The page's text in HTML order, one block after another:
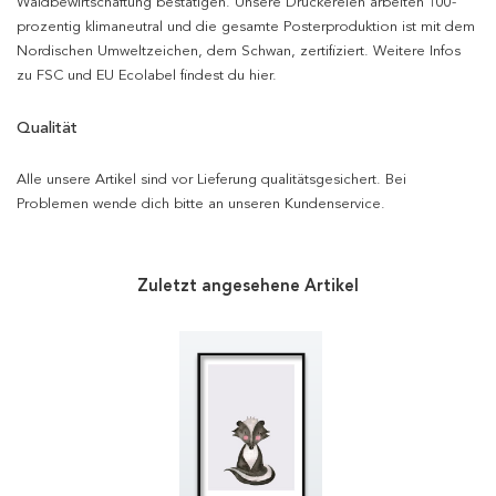
prozentig klimaneutral und die gesamte Posterproduktion ist mit dem
Nordischen Umweltzeichen, dem Schwan, zertifiziert. Weitere Infos
zu FSC und EU Ecolabel findest du hier.
Qualität
Alle unsere Artikel sind vor Lieferung qualitätsgesichert. Bei
Problemen wende dich bitte an unseren Kundenservice.
Zuletzt angesehene Artikel